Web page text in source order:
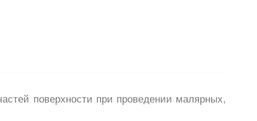
поверхности при проведении малярных,